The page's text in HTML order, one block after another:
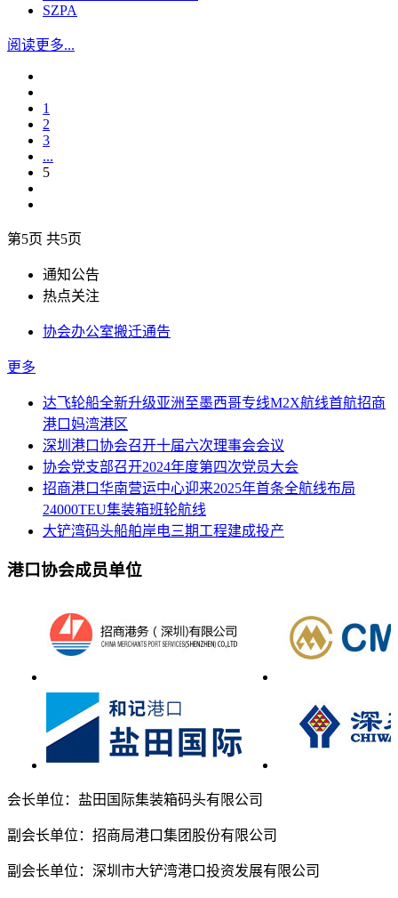
SZPA
阅读更多...
1
2
3
...
5
第5页 共5页
通知公告
热点关注
协会办公室搬迁通告
更多
达飞轮船全新升级亚洲至墨西哥专线M2X航线首航招商
港口妈湾港区
深圳港口协会召开十届六次理事会会议
协会党支部召开2024年度第四次党员大会
招商港口华南营运中心迎来2025年首条全航线布局
24000TEU集装箱班轮航线
大铲湾码头船舶岸电三期工程建成投产
港口协会成员单位
会长单位：盐田国际集装箱码头有限公司
副会长单位：招商局港口集团股份有限公司
副会长单位：深圳市大铲湾港口投资发展有限公司